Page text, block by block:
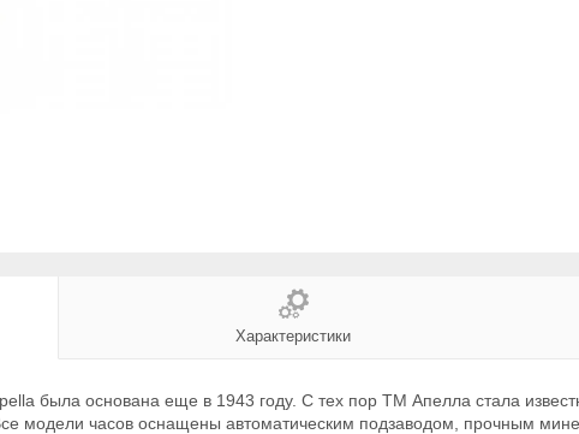
Характеристики
была основана еще в 1943 году. С тех пор ТМ Апелла стала
модели часов оснащены автоматическим подзаводом, прочным